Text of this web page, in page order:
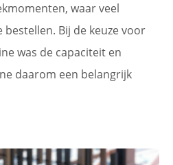
waar veel
Bij de keuze voor
was de capaciteit en
daarom een belangrijk